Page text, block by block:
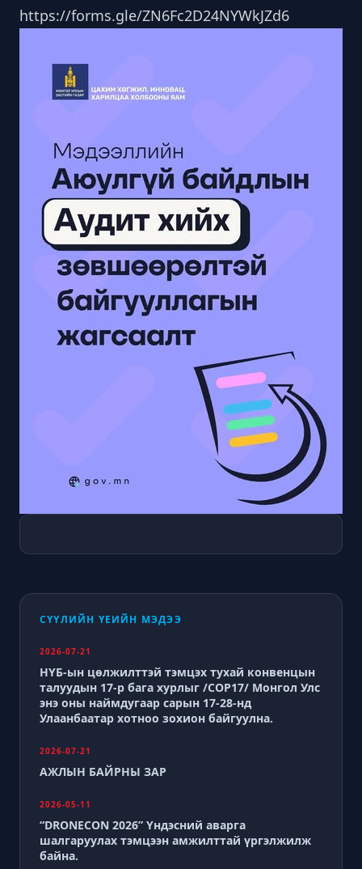
https://forms.gle/ZN6Fc2D24NYWkJZd6
СҮҮЛИЙН ҮЕИЙН МЭДЭЭ
2026-07-21
НҮБ-ын цөлжилттэй тэмцэх тухай конвенцын
талуудын 17-р бага хурлыг /СОР17/ Монгол Улс
энэ оны наймдугаар сарын 17-28-нд
Улаанбаатар хотноо зохион байгуулна.
2026-07-21
АЖЛЫН БАЙРНЫ ЗАР
2026-05-11
“DRONECON 2026” Үндэсний аварга
шалгаруулах тэмцээн амжилттай үргэлжилж
байна.